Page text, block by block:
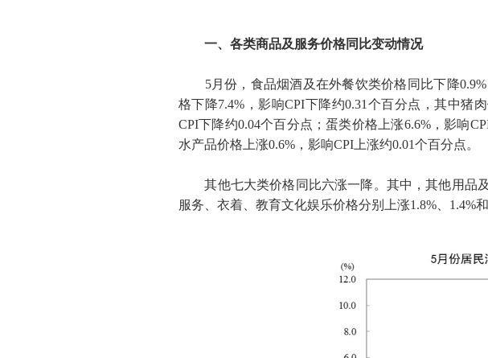
一、各类商品及服务价格同比变动情况
5月份，食品烟酒及在外餐饮类价格同比下降0.9%
格下降7.4% ，影响CPI下降约0.31 个百分点，其中猪
CPI下降约0.04个百分点；蛋类价格上涨6.6%，影响
水产品价格上涨0.6% ，影响CPI 上涨约0.01个百分点。
其他七大类价格同比六涨一降。其中，其他用品
服务、衣着、教育文化娱乐价格分别上涨1.8% 1.4%和